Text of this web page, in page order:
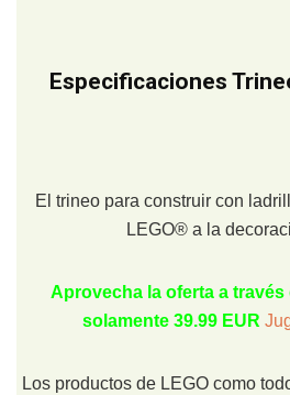
Especificaciones
El trineo para construir con
LEGO® a la
Aprovecha la oferta a través
solamente 39.99 EUR
Los productos de LEGO como